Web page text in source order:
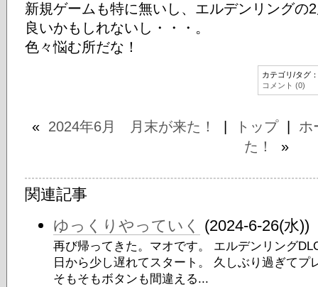
新規ゲームも特に無いし、エルデンリングの
良いかもしれないし・・・。
色々悩む所だな！
カテゴリ/タグ：
コメント (0)
« 2024年6月 月末が来た！ トップ| ホ
た！
»
関連記事
ゆっくりやっていく
(2024-6-26(水))
再び帰ってきた。マオです。 エルデンリング
日から少し遅れてスタート。 久しぶり過ぎて
そもそもボタンも間違える...